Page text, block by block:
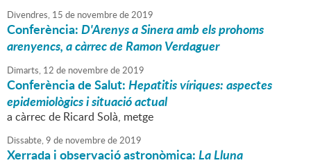
Divendres, 15 de novembrede2019
Conferència:D'Arenys a Sinera amb els prohoms
arenyencs, a càrrec de Ramon Verdaguer
Dimarts, 12 de novembrede2019
Conferència de Salut:Hepatitis víriques: aspectes
epidemiològics i situació actual
a càrrec de Ricard Solà, metge
Dissabte,9 de novembrede2019
Xerrada i observació astronòmica:La Lluna